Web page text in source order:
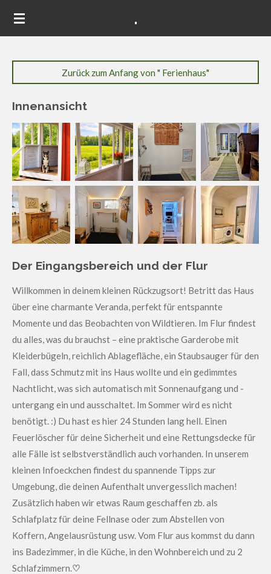
Zum
.
Zurück zum Anfang von " Ferienhaus"
Innenansicht
Der Eingangsbereich und der Flur
Willkommen in deinem kleinen Rückzugsort! Betritt das Haus
über eine charmante Veranda, perfekt für entspannte
Momente und das Beobachten von Wildtieren. Im Flur findest
du alles, was du brauchst – eine praktische Garderobemit
Kleiderbügeln, reichlich Ablagefläche, ein Staubsauger für den
Fall, dass Schmutz mit ins Haus wollte und ein gedimmtes
Nachtlicht, was sich automatisch mit Sonnenaufgang und -
untergang ein und ausschaltet. Im Sommer wird es nicht
benötigt. :) Du hast es hier 24 Stunden lang hell. Einen
Feuerlöscher für deine Sicherheit und eine Rettungsdecke für
alle Fälle ist selbstverständlich auch vorhanden. In unserem
kleinen Infoeckchen findest du spannende Tipps zur
Umgebung, die deinen Aufenthalt unvergesslich machen!
Zusätzlich haben wir etwas Raum geschaffen zb. als
Schlafplatz für deine Fellnase oder zum Abstellen von
Koffern, Angelausrüstung usw.Vom Flur aus kommst du dann
ins Badezimmer, in die Küche, in den Wohnbereich und zu 2
Schlafzimmern.♡